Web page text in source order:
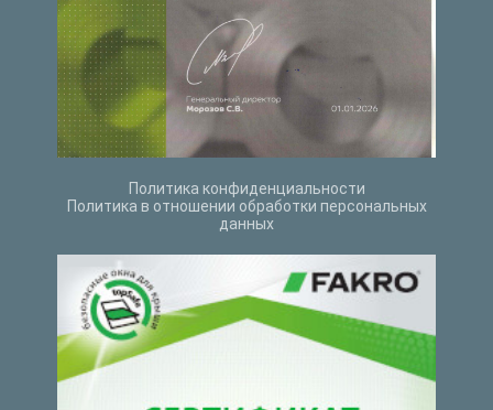
Политика конфиденциальности
Политика в отношении обработки персональных
данных